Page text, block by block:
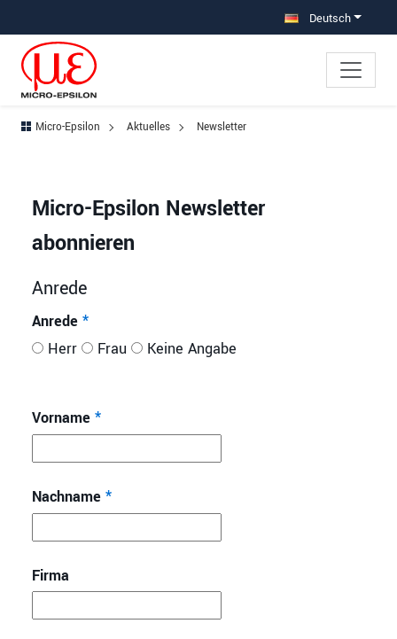
Deutsch
Micro-Epsilon Aktuelles Newsletter
Micro-Epsilon Newsletter
abonnieren
Anrede
Anrede *
Herr
Frau Keine Angabe
Vorname *
Nachname *
Firma